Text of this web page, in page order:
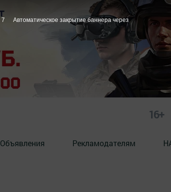
16+
Объявления Рекламодателям
6 Автоматическое закрытие баннера через